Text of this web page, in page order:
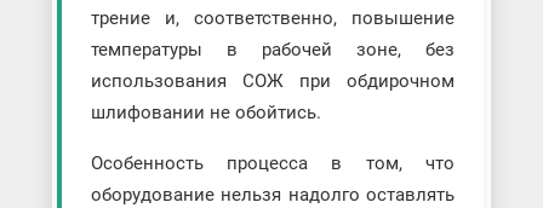
трение и, соответственно, повышение
температуры в рабочей зоне, без
использования СОЖ при обдирочном
шлифовании не обойтись.
Особенность процесса в том, что
оборудование нельзя надолго оставлять